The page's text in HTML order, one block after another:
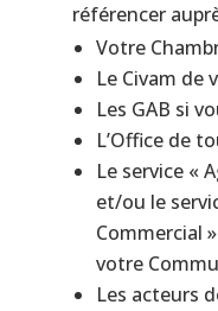
référencer
Votre
Le Civam de
Les GAB si
L’Office de
Le service «
et/ou le
Commercial
votre
Les acteurs